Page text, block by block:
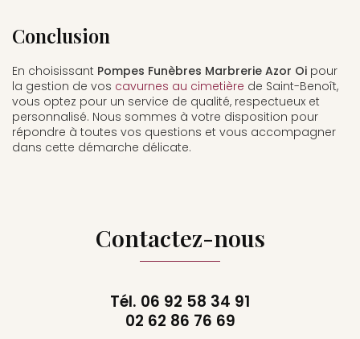
Conclusion
En choisissant Pompes Funèbres Marbrerie Azor Oi pour
la gestion de vos cavurnes au cimetière de Saint-Benoît,
vous optez pour un service de qualité, respectueux et
personnalisé. Nous sommes à votre disposition pour
répondre à toutes vos questions et vous accompagner
dans cette démarche délicate.
Contactez-nous
Tél. 06 92 58 34 91
02 62 86 76 69